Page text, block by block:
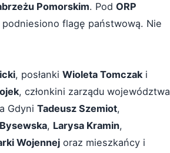
Pomorskim. Pod ORP
flagę państwową. Nie
, posłanki Wioleta Tomczaki
, członkini zarządu województwa
Gdyni Tadeusz Szemiot,
, Larysa Kramin,
Wojennej oraz mieszkańcy i